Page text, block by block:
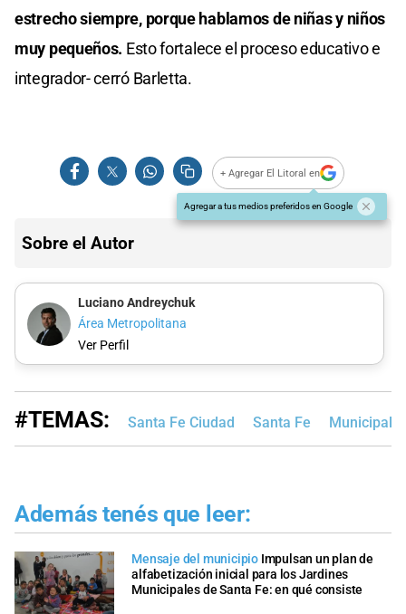
estrecho siempre, porque hablamos de niñas y niños
muy pequeños. Esto fortalece el proceso educativo e
integrador- cerró Barletta.
+ Agregar El Litoral en
Agregar a tus medios preferidos en Google
Sobre el Autor
Luciano Andreychuk
Área Metropolitana
Ver Perfil
#TEMAS: Santa Fe Ciudad Santa Fe
Además tenés que leer:
Mensaje del municipio Impulsan un plan de
alfabetización inicial para los Jardines
Municipales de Santa Fe: en qué consiste